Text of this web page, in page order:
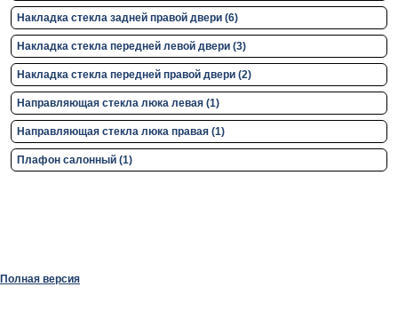
Накладка стекла задней правой двери (6)
Накладка стекла передней левой двери (3)
Накладка стекла передней правой двери (2)
Направляющая стекла люка левая (1)
Направляющая стекла люка правая (1)
Плафон салонный (1)
Полная версия